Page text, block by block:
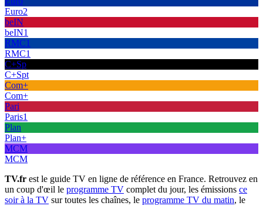
Euro2
beIN
beIN1
RMC1
RMC1
C+Sp
C+Spt
Com+
Com+
Pari
Paris1
Plan
Plan+
MCM
MCM
TV.fr est le guide TV en ligne de référence en France. Retrouvez en
un coup d'œil le programme TV complet du jour, les émissions ce
soir à la TV sur toutes les chaînes, le programme TV du matin, le